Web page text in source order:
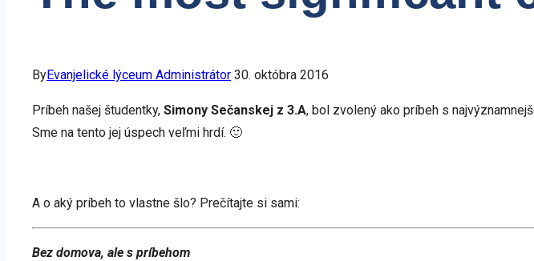
ByEvanjelické lýceum Administrátor 30. októbra 2016
Príbeh našej študentky, Simony Sečanskej z 3.A, bol zvolený ako príbeh s
Sme na tento jej úspech veľmi hrdí. 🙂
A o aký príbeh to vlastne šlo? Prečítajte si sami:
Bez domova, ale s príbehom